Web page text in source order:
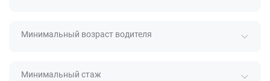
Минимальный возраст водителя
Минимальный стаж